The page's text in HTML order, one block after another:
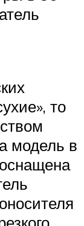
то
модель в